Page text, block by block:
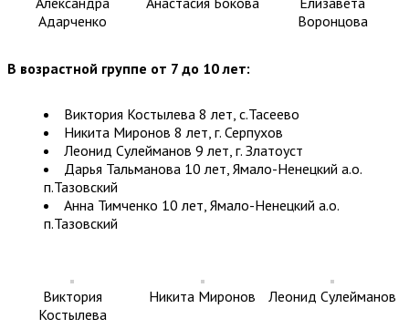
Адарченко
Воронцова
В возрастной группе от 7 до 10 лет:
Виктория Костылева 8 лет, с.Тасеево
Никита Миронов 8 лет, г. Серпухов
Леонид Сулейманов 9 лет, г. Златоуст
Дарья Тальманова 10 лет, Ямало-Ненецкий а.о.
п.Тазовский
Анна Тимченко 10 лет, Ямало-Ненецкий а.о.
п.Тазовский
Виктория
Костылева
Никита Миронов Леонид Сулейманов